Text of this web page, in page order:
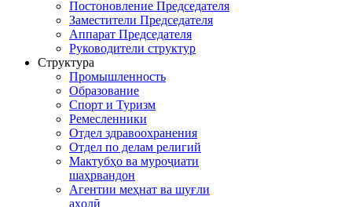
Постоновление Председателя
Заместители Председателя
Аппарат Председателя
Руководители структур
Структура
Промышленность
Образование
Спорт и Туризм
Ремесленники
Отдел здравоохранения
Отдел по делам религий
Мактубҳо ва муроҷиати
шаҳрвандон
Агентии меҳнат ва шуғли
аҳолӣ